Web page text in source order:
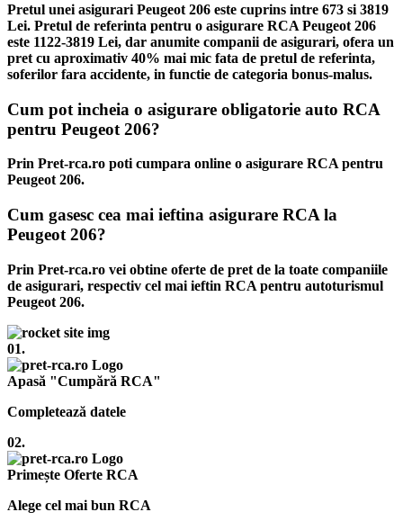
Pretul unei asigurari Peugeot 206 este cuprins intre 673 si 3819
Lei. Pretul de referinta pentru o asigurare RCA Peugeot 206
este 1122-3819 Lei, dar anumite companii de asigurari, ofera un
pret cu aproximativ 40% mai mic fata de pretul de referinta,
soferilor fara accidente, in functie de categoria bonus-malus.
Cum pot incheia o asigurare obligatorie auto RCA
pentru Peugeot 206?
Prin Pret-rca.ro poti cumpara online o asigurare RCA pentru
Peugeot 206.
Cum gasesc cea mai ieftina asigurare RCA la
Peugeot 206?
Prin Pret-rca.ro vei obtine oferte de pret de la toate companiile
de asigurari, respectiv cel mai ieftin RCA pentru autoturismul
Peugeot 206.
01.
Apasă "Cumpără RCA"
Completează datele
02.
Primește Oferte RCA
Alege cel mai bun RCA